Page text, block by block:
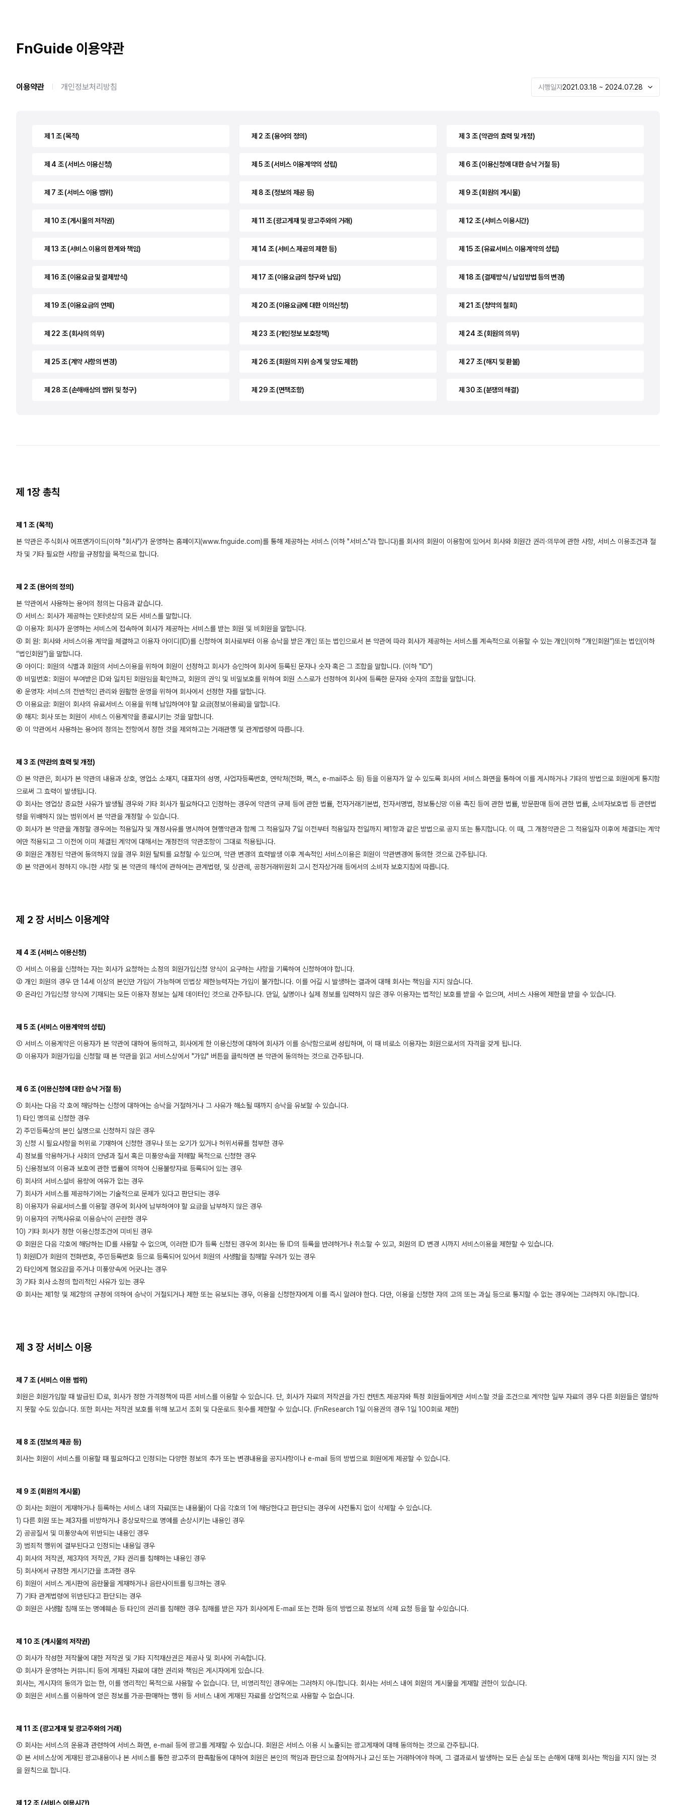
FnGuide 이용약관
이용약관 개인정보처리방침 시행일자2021.03.18 ~ 2024.07.28
제 1 조 (목적) 제 2 조 (용어의 정의) 제 3 조 (약관의 효력 및 개정)
제 4 조 (서비스 이용신청) 제 5 조 (서비스 이용계약의 성립) 제 6 조 (이용신청에 대한 승낙 거절 등)
제 7 조 (서비스 이용 범위) 제 8 조 (정보의 제공 등) 제 9 조 (회원의 게시물)
제 10 조 (게시물의 저작권) 제 11 조 (광고게재 및 광고주와의 거래) 제 12 조 (서비스 이용시간)
제 13 조 (서비스 이용의 한계와 책임) 제 14 조 (서비스 제공의 제한 등) 제 15 조 (유료서비스 이용계약의 성립)
제 16 조 (이용요금 및 결제방식) 제 17 조 (이용요금의 청구와 납입) 제 18 조 (결제방식 / 납입방법 등의 변경)
제 19 조 (이용요금의 연체) 제 20 조 (이용요금에 대한 이의신청) 제 21 조 (청약의 철회)
제 22 조 (회사의 의무) 제 23 조 (개인정보 보호정책) 제 24 조 (회원의 의무)
제 25 조 (계약 사항의 변경) 제 26 조 (회원의 지위 승계 및 양도 제한) 제 27 조 (해지 및 환불)
제 28 조 (손해배상의 범위 및 청구) 제 29 조 (면책조항) 제 30 조 (분쟁의 해결)
제 1장 총칙
제 1 조 (목적)
본 약관은 주식회사 에프앤가이드(이하 "회사")가 운영하는 홈페이지(www.fnguide.com)를 통해 제공하는 서비스 (이하 "서비스"라 합니다)를 회사의 회원이 이용함에 있어서 회사와 회원간 권리·의무에 관한 사항, 서비스 이용조건과 절
차 및 기타 필요한 사항을 규정함을 목적으로 합니다.
제 2 조 (용어의 정의)
본 약관에서 사용하는 용어의 정의는 다음과 같습니다.
① 서비스: 회사가 제공하는 인터넷상의 모든 서비스를 말합니다.
② 이용자: 회사가 운영하는 서비스에 접속하여 회사가 제공하는 서비스를 받는 회원 및 비회원을 말합니다.
③ 회 원: 회사와 서비스이용 계약을 체결하고 이용자 아이디(ID)를 신청하여 회사로부터 이용 승낙을 받은 개인 또는 법인으로서 본 약관에 따라 회사가 제공하는 서비스를 계속적으로 이용할 수 있는 개인(이하 “개인회원”)또는 법인(이하
“법인회원”)을 말합니다.
④ 아이디: 회원의 식별과 회원의 서비스이용을 위하여 회원이 선정하고 회사가 승인하여 회사에 등록된 문자나 숫자 혹은 그 조합을 말합니다. (이하 "ID")
⑤ 비밀번호: 회원이 부여받은 ID와 일치된 회원임을 확인하고, 회원의 권익 및 비밀보호를 위하여 회원 스스로가 선정하여 회사에 등록한 문자와 숫자의 조합을 말합니다.
⑥ 운영자: 서비스의 전반적인 관리와 원활한 운영을 위하여 회사에서 선정한 자를 말합니다.
⑦ 이용요금: 회원이 회사의 유료서비스 이용을 위해 납입하여야 할 요금(정보이용료)을 말합니다.
⑧ 해지: 회사 또는 회원이 서비스 이용계약을 종료시키는 것을 말합니다.
⑨ 이 약관에서 사용하는 용어의 정의는 전항에서 정한 것을 제외하고는 거래관행 및 관계법령에 따릅니다.
제 3 조 (약관의 효력 및 개정)
① 본 약관은, 회사가 본 약관의 내용과 상호, 영업소 소재지, 대표자의 성명, 사업자등록번호, 연락처(전화, 팩스, e-mail주소 등) 등을 이용자가 알 수 있도록 회사의 서비스 화면을 통하여 이를 게시하거나 기타의 방법으로 회원에게 통지함
으로써 그 효력이 발생됩니다.
② 회사는 영업상 중요한 사유가 발생될 경우와 기타 회사가 필요하다고 인정하는 경우에 약관의 규제 등에 관한 법률, 전자거래기본법, 전자서명법, 정보통신망 이용 촉진 등에 관한 법률, 방문판매 등에 관한 법률, 소비자보호법 등 관련법
령을 위배하지 않는 범위에서 본 약관을 개정할 수 있습니다.
③ 회사가 본 약관을 개정할 경우에는 적용일자 및 개정사유를 명시하여 현행약관과 함께 그 적용일자 7일 이전부터 적용일자 전일까지 제1항과 같은 방법으로 공지 또는 통지합니다. 이 때, 그 개정약관은 그 적용일자 이후에 체결되는 계약
에만 적용되고 그 이전에 이미 체결된 계약에 대해서는 개정전의 약관조항이 그대로 적용됩니다.
④ 회원은 개정된 약관에 동의하지 않을 경우 회원 탈퇴를 요청할 수 있으며, 약관 변경의 효력발생 이후 계속적인 서비스이용은 회원이 약관변경에 동의한 것으로 간주됩니다.
⑤ 본 약관에서 정하지 아니한 사항 및 본 약관의 해석에 관하여는 관계법령, 및 상관례, 공정거래위원회 고시 전자상거래 등에서의 소비자 보호지침에 따릅니다.
제 2 장 서비스 이용계약
제 4 조 (서비스 이용신청)
① 서비스 이용을 신청하는 자는 회사가 요청하는 소정의 회원가입신청 양식이 요구하는 사항을 기록하여 신청하여야 합니다.
② 개인 회원의 경우 만 14세 이상의 본인만 가입이 가능하며 민법상 제한능력자는 가입이 불가합니다. 이를 어길 시 발생하는 결과에 대해 회사는 책임을 지지 않습니다.
③ 온라인 가입신청 양식에 기재되는 모든 이용자 정보는 실제 데이터인 것으로 간주됩니다. 만일, 실명이나 실제 정보를 입력하지 않은 경우 이용자는 법적인 보호를 받을 수 없으며, 서비스 사용에 제한을 받을 수 있습니다.
제 5 조 (서비스 이용계약의 성립)
① 서비스 이용계약은 이용자가 본 약관에 대하여 동의하고, 회사에게 한 이용신청에 대하여 회사가 이를 승낙함으로써 성립하며, 이 때 비로소 이용자는 회원으로서의 자격을 갖게 됩니다.
② 이용자가 회원가입을 신청할 때 본 약관을 읽고 서비스상에서 "가입" 버튼을 클릭하면 본 약관에 동의하는 것으로 간주됩니다.
제 6 조 (이용신청에 대한 승낙 거절 등)
① 회사는 다음 각 호에 해당하는 신청에 대하여는 승낙을 거절하거나 그 사유가 해소될 때까지 승낙을 유보할 수 있습니다.
1) 타인 명의로 신청한 경우
2) 주민등록상의 본인 실명으로 신청하지 않은 경우
3) 신청 시 필요사항을 허위로 기재하여 신청한 경우나 또는 오기가 있거나 허위서류를 첨부한 경우
4) 정보를 악용하거나 사회의 안녕과 질서 혹은 미풍양속을 저해할 목적으로 신청한 경우
5) 신용정보의 이용과 보호에 관한 법률에 의하여 신용불량자로 등록되어 있는 경우
6) 회사의 서비스설비 용량에 여유가 없는 경우
7) 회사가 서비스를 제공하기에는 기술적으로 문제가 있다고 판단되는 경우
8) 이용자가 유료서비스를 이용할 경우에 회사에 납부하여야 할 요금을 납부하지 않은 경우
9) 이용자의 귀책사유로 이용승낙이 곤란한 경우
10) 기타 회사가 정한 이용신청조건에 미비된 경우
② 회원은 다음 각호에 해당하는 ID를 사용할 수 없으며, 이러한 ID가 등록 신청된 경우에 회사는 동 ID의 등록을 반려하거나 취소할 수 있고, 회원의 ID 변경 시까지 서비스이용을 제한할 수 있습니다.
1) 회원ID가 회원의 전화번호, 주민등록번호 등으로 등록되어 있어서 회원의 사생활을 침해할 우려가 있는 경우
2) 타인에게 혐오감을 주거나 미풍양속에 어긋나는 경우
3) 기타 회사 소정의 합리적인 사유가 있는 경우
③ 회사는 제1항 및 제2항의 규정에 의하여 승낙이 거절되거나 제한 또는 유보되는 경우, 이용을 신청한자에게 이를 즉시 알려야 한다. 다만, 이용을 신청한 자의 고의 또는 과실 등으로 통지할 수 없는 경우에는 그러하지 아니합니다.
제 3 장 서비스 이용
제 7 조 (서비스 이용 범위)
회원은 회원가입할 때 발급된 ID로, 회사가 정한 가격정책에 따른 서비스를 이용할 수 있습니다. 단, 회사가 자료의 저작권을 가진 컨텐츠 제공자와 특정 회원들에게만 서비스할 것을 조건으로 계약한 일부 자료의 경우 다른 회원들은 열람하
지 못할 수도 있습니다. 또한 회사는 저작권 보호를 위해 보고서 조회 및 다운로드 횟수를 제한할 수 있습니다. (FnResearch 1일 이용권의 경우 1일 100회로 제한)
제 8 조 (정보의 제공 등)
회사는 회원이 서비스를 이용할 때 필요하다고 인정되는 다양한 정보의 추가 또는 변경내용을 공지사항이나 e-mail 등의 방법으로 회원에게 제공할 수 있습니다.
제 9 조 (회원의 게시물)
① 회사는 회원이 게재하거나 등록하는 서비스 내의 자료(또는 내용물)이 다음 각호의 1에 해당한다고 판단되는 경우에 사전통지 없이 삭제할 수 있습니다.
1) 다른 회원 또는 제3자를 비방하거나 중상모략으로 명예를 손상시키는 내용인 경우
2) 공공질서 및 미풍양속에 위반되는 내용인 경우
3) 범죄적 행위에 결부된다고 인정되는 내용일 경우
4) 회사의 저작권, 제3자의 저작권, 기타 권리를 침해하는 내용인 경우
5) 회사에서 규정한 게시기간을 초과한 경우
6) 회원이 서비스 게시판에 음란물을 게재하거나 음란사이트를 링크하는 경우
7) 기타 관계법령에 위반된다고 판단되는 경우
② 회원은 사생활 침해 또는 명예훼손 등 타인의 권리를 침해한 경우 침해를 받은 자가 회사에게 E-mail 또는 전화 등의 방법으로 정보의 삭제 요청 등을 할 수있습니다.
제 10 조 (게시물의 저작권)
① 회사가 작성한 저작물에 대한 저작권 및 기타 지적재산권은 제공사 및 회사에 귀속합니다.
② 회사가 운영하는 커뮤니티 등에 게재된 자료에 대한 권리와 책임은 게시자에게 있습니다.
회사는, 게시자의 동의가 없는 한, 이를 영리적인 목적으로 사용할 수 없습니다. 단, 비영리적인 경우에는 그러하지 아니합니다. 회사는 서비스 내에 회원의 게시물을 게재할 권한이 있습니다.
③ 회원은 서비스를 이용하여 얻은 정보를 가공·판매하는 행위 등 서비스 내에 게재된 자료를 상업적으로 사용할 수 없습니다.
제 11 조 (광고게재 및 광고주와의 거래)
① 회사는 서비스의 운용과 관련하여 서비스 화면, e-mail 등에 광고를 게재할 수 있습니다. 회원은 서비스 이용 시 노출되는 광고게재에 대해 동의하는 것으로 간주됩니다.
② 본 서비스상에 게재된 광고내용이나 본 서비스를 통한 광고주의 판촉활동에 대하여 회원은 본인의 책임과 판단으로 참여하거나 교신 또는 거래하여야 하며, 그 결과로서 발생하는 모든 손실 또는 손해에 대해 회사는 책임을 지지 않는 것
을 원칙으로 합니다.
제 12 조 (서비스 이용시간)